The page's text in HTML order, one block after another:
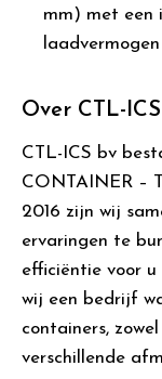
mm) met een
Over CTL-
CTL-ICS bv
CONTAINER –
2016 zijn wij
ervaringen te
efficiëntie voor u
wij een bedrijf
containers,
verschillende